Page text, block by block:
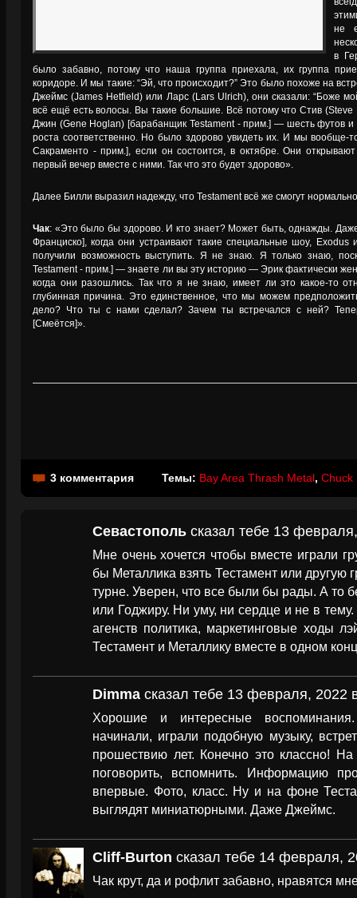
не
в
было забавно, потому что наша группа приехала, их группа
коридоре. И мы такие: “Эй, что происходит?” Это было похоже на
Джеймс (James Hetfield) или Ларс (Lars Ulrich), они сказали: “Боже
всё ещё есть волосы. Вы такие большие. Всё потому что Стив (Steve
Джин (Gene Hoglan) [барабанщик Testament - прим.] — шесть футов
роста соответственно. Но было здорово увидеть их. И мы вообще-
Сакраменто - прим.], если он состоится, в октябре. Они
первый вечер вместе с ними. Так что это будет здорово».
Далее Билли выразил надежду, что Testament всё же смогут
Чак: «Это было бы здорово. И кто знает? Может быть, однажды.
Франциско], когда они устраивают такие специальные шоу,
получили возможность выступить. Я не знаю. Я только знаю,
Testament - прим.] — знаете ли вы эту историю — Эрик фактически
когда они разошлись. Так что я не знаю, имеет ли это какое-то
глубинная причина. Это единственное, что мы можем
дело? Что ты с нами сделал? Зачем ты встречался с ней?
[Смеётся]».
3 комментария Темы: Bay Area Thrash Metal, Chuck
Севастополь сказал тебе 13
Мне очень хочется чтобы вместе играли
бы Металлика взять Тестамент или другую
турне. Уверен, что все были бы рады. А то
или Годжиру. Ни уму, ни сердце и не в
агенств политика, маркетинговые ходы
Тестамент и Металлику вместе в одном
Dimma сказал тебе 13 февраля, 2022
Хорошие и интересные
начинали, играли подобную музыку,
прошествию лет. Конечно это классно!
поговорить, вспомнить. Информацию
впервые. Фото, класс. Ну и на фоне
выглядят миниатюрными. Даже Джеймс.
Cliff-Burton сказал тебе 14 февраля,
Чак крут, да и рофлит забавно, нравятся